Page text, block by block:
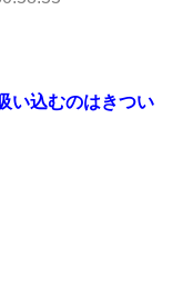
い込むのはきつい